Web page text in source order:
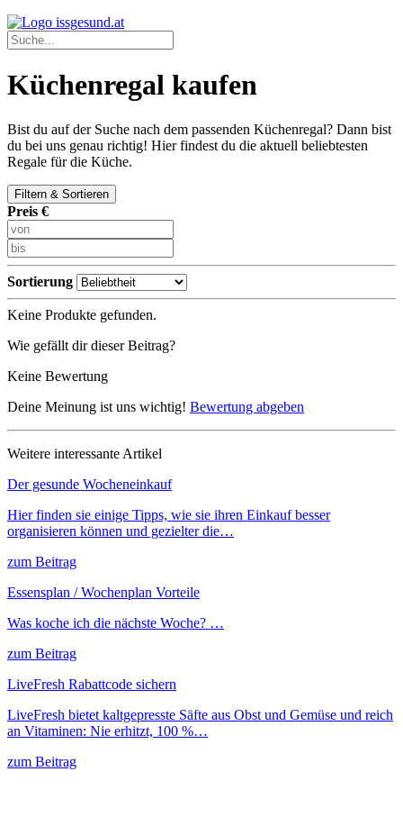
Küchenregal kaufen
Bist du auf der Suche nach dem passenden Küchenregal? Dann bist
du bei uns genau richtig! Hier findest du die aktuell beliebtesten
Regale für die Küche.
Filtern & Sortieren
Preis €
Sortierung
Keine Produkte gefunden.
Wie gefällt dir dieser Beitrag?
Keine Bewertung
Deine Meinung ist uns wichtig! Bewertung abgeben
Weitere interessante Artikel
Der gesunde Wocheneinkauf
Hier finden sie einige Tipps, wie sie ihren Einkauf besser
organisieren können und gezielter die…
zum Beitrag
Essensplan / Wochenplan Vorteile
Was koche ich die nächste Woche? …
zum Beitrag
LiveFresh Rabattcode sichern
LiveFresh bietet kaltgepresste Säfte aus Obst und Gemüse und reich
an Vitaminen: Nie erhitzt, 100 %…
zum Beitrag